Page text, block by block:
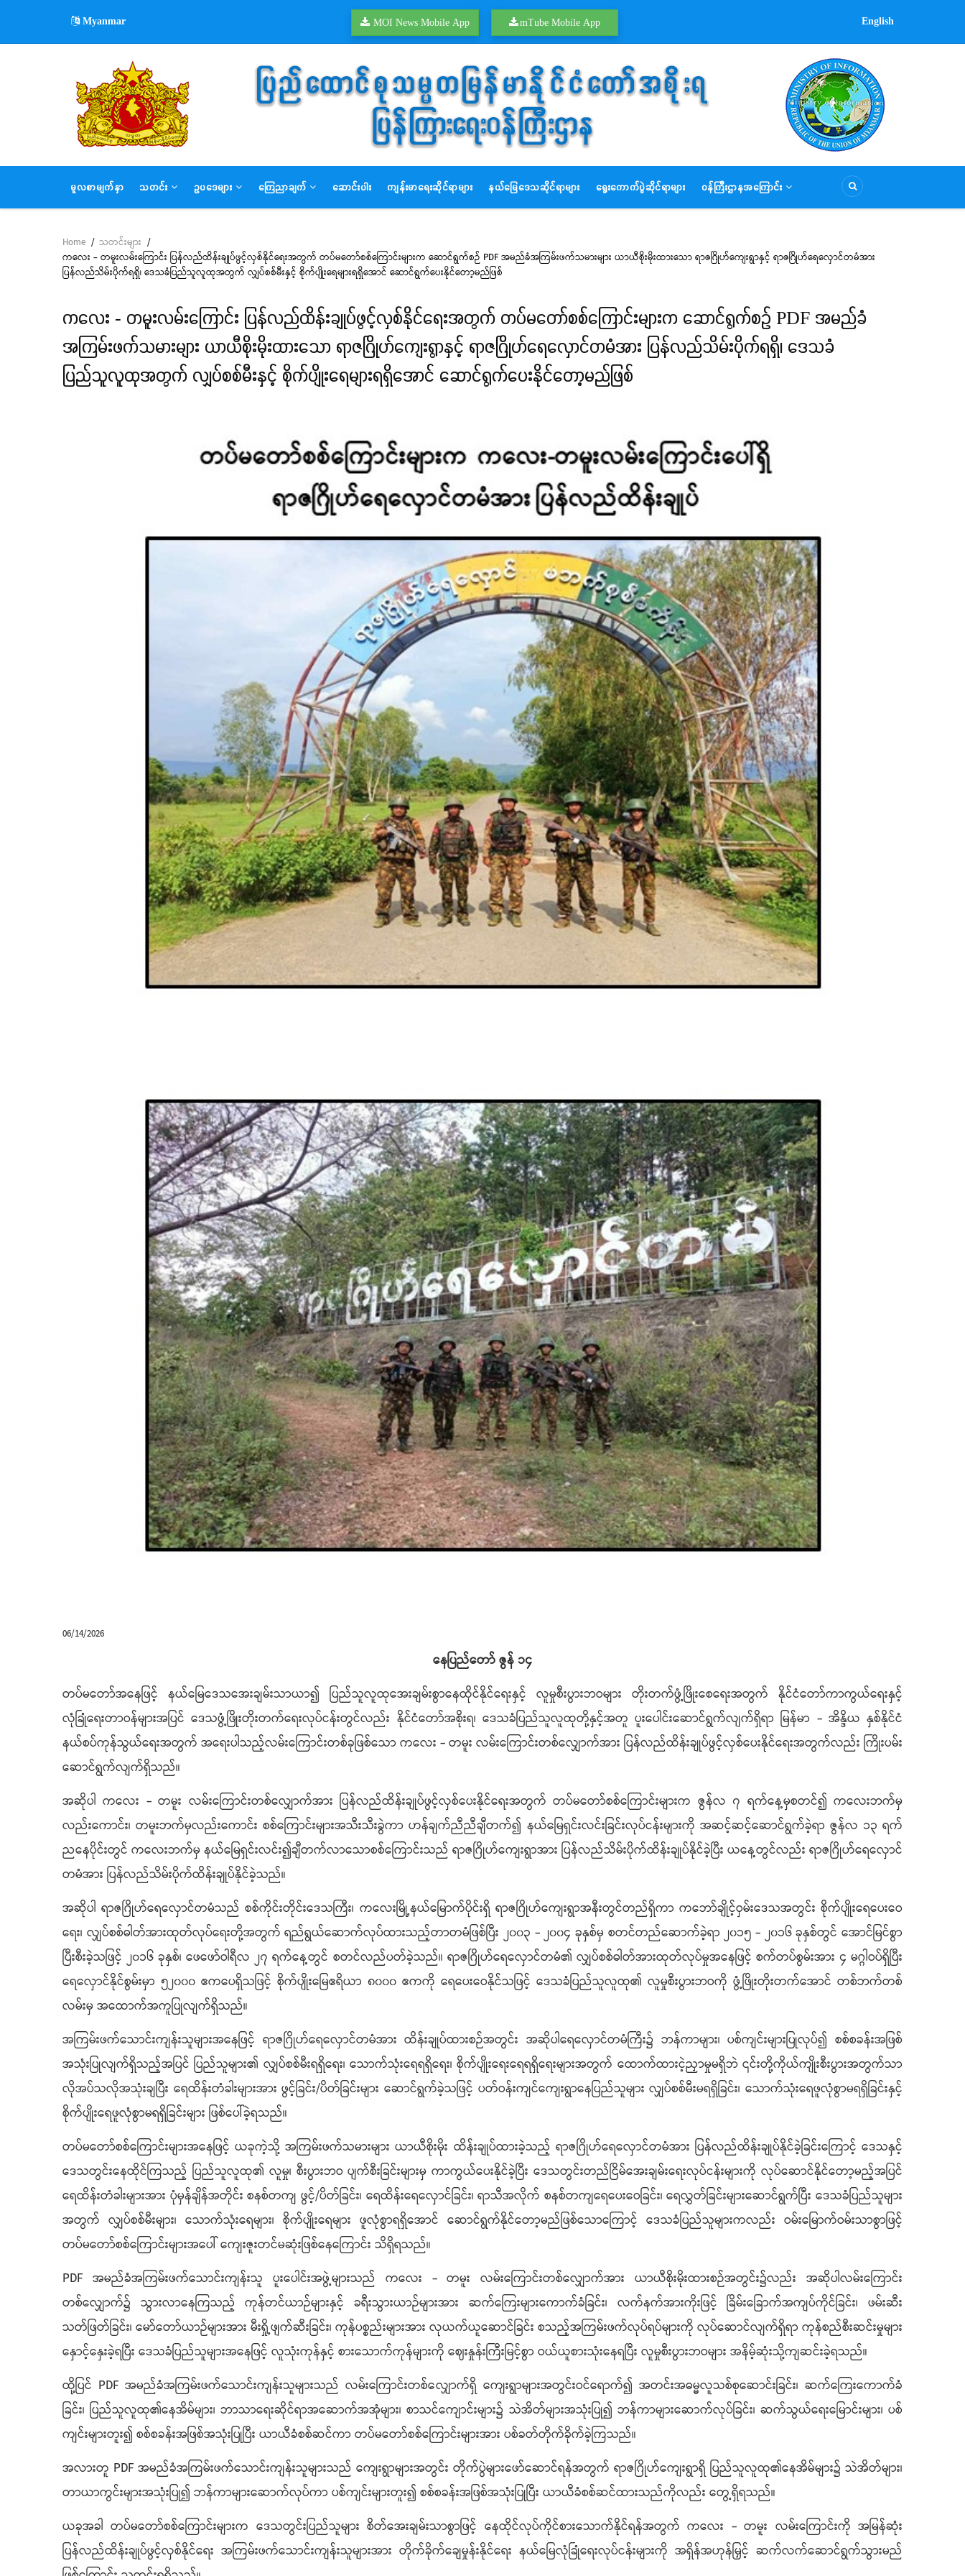
main
Myanmar MOI News Mobile App mTube Mobile App English
MAIN
NAVIGATION
မူလစာမျက်နှာ သတင်း ဥပဒေများ ကြေညာချက် ဆောင်းပါး ကျန်းမာရေးဆိုင်ရာများ နယ်မြေဒေသဆိုင်ရာများ ရွေးကောက်ပွဲဆိုင်ရာများ ဝန်ကြီးဌာနအကြောင်း
Breadcrumb
Home / သတင်းများ /
ကလေး - တမူးလမ်းကြောင်း ပြန်လည်ထိန်းချုပ်ဖွင့်လှစ်နိုင်ရေးအတွက် တပ်မတော်စစ်ကြောင်းများက ဆောင်ရွက်စဉ် PDF အမည်ခံအကြမ်းဖက်သမားများ ယာယီစိုးမိုးထားသော ရာဇဂြိုဟ်ကျေးရွာနှင့် ရာဇဂြိုဟ်ရေလှောင်တမံအား
ပြန်လည်သိမ်းပိုက်ရရှိ၊ ဒေသခံပြည်သူလူထုအတွက် လျှပ်စစ်မီးနှင့် စိုက်ပျိုးရေများရရှိအောင် ဆောင်ရွက်ပေးနိုင်တော့မည်ဖြစ်
ကလေး - တမူးလမ်းကြောင်း ပြန်လည်ထိန်းချုပ်ဖွင့်လှစ်နိုင်ရေးအတွက် တပ်မတော်စစ်ကြောင်းများက ဆောင်ရွက်စဉ် PDF အမည်ခံ
အကြမ်းဖက်သမားများ ယာယီစိုးမိုးထားသော ရာဇဂြိုဟ်ကျေးရွာနှင့် ရာဇဂြိုဟ်ရေလှောင်တမံအား ပြန်လည်သိမ်းပိုက်ရရှိ၊ ဒေသခံ
ပြည်သူလူထုအတွက် လျှပ်စစ်မီးနှင့် စိုက်ပျိုးရေများရရှိအောင် ဆောင်ရွက်ပေးနိုင်တော့မည်ဖြစ်
06/14/2026
နေပြည်တော် ဇွန် ၁၄
တပ်မတော်အနေဖြင့် နယ်မြေဒေသအေးချမ်းသာယာ၍ ပြည်သူလူထုအေးချမ်းစွာနေထိုင်နိုင်ရေးနှင့် လူမှုစီးပွားဘဝများ တိုးတက်ဖွံ့ဖြိုးစေရေးအတွက် နိုင်ငံတော်ကာကွယ်ရေးနှင့်
လုံခြုံရေးတာဝန်များအပြင် ဒေသဖွံ့ဖြိုးတိုးတက်ရေးလုပ်ငန်းတွင်လည်း နိုင်ငံတော်အစိုးရ၊ ဒေသခံပြည်သူလူထုတို့နှင့်အတူ ပူးပေါင်းဆောင်ရွက်လျက်ရှိရာ မြန်မာ - အိန္ဒိယ နှစ်နိုင်ငံ
နယ်စပ်ကုန်သွယ်ရေးအတွက် အရေးပါသည့်လမ်းကြောင်းတစ်ခုဖြစ်သော ကလေး - တမူး လမ်းကြောင်းတစ်လျှောက်အား ပြန်လည်ထိန်းချုပ်ဖွင့်လှစ်ပေးနိုင်ရေးအတွက်လည်း ကြိုးပမ်း
ဆောင်ရွက်လျက်ရှိသည်။
အဆိုပါ ကလေး - တမူး လမ်းကြောင်းတစ်လျှောက်အား ပြန်လည်ထိန်းချုပ်ဖွင့်လှစ်ပေးနိုင်ရေးအတွက် တပ်မတော်စစ်ကြောင်းများက ဇွန်လ ၇ ရက်နေ့မှစတင်၍ ကလေးဘက်မှ
လည်းကောင်း၊ တမူးဘက်မှလည်းကောင်း စစ်ကြောင်းများအသီးသီးခွဲကာ ဟန်ချက်ညီညီချီတက်၍ နယ်မြေရှင်းလင်းခြင်းလုပ်ငန်းများကို အဆင့်ဆင့်ဆောင်ရွက်ခဲ့ရာ ဇွန်လ ၁၃ ရက်
ညနေပိုင်းတွင် ကလေးဘက်မှ နယ်မြေရှင်းလင်း၍ချီတက်လာသောစစ်ကြောင်းသည် ရာဇဂြိုဟ်ကျေးရွာအား ပြန်လည်သိမ်းပိုက်ထိန်းချုပ်နိုင်ခဲ့ပြီး ယနေ့တွင်လည်း ရာဇဂြိုဟ်ရေလှောင်
တမံအား ပြန်လည်သိမ်းပိုက်ထိန်းချုပ်နိုင်ခဲ့သည်။
အဆိုပါ ရာဇဂြိုဟ်ရေလှောင်တမံသည် စစ်ကိုင်းတိုင်းဒေသကြီး၊ ကလေးမြို့နယ်မြောက်ပိုင်းရှိ ရာဇဂြိုဟ်ကျေးရွာအနီးတွင်တည်ရှိကာ ကဘော်ချိုင့်ဝှမ်းဒေသအတွင်း စိုက်ပျိုးရေပေးဝေ
ရေး၊ လျှပ်စစ်ဓါတ်အားထုတ်လုပ်ရေးတို့အတွက် ရည်ရွယ်ဆောက်လုပ်ထားသည့်တာတမံဖြစ်ပြီး ၂၀၀၃ - ၂၀၀၄ ခုနှစ်မှ စတင်တည်ဆောက်ခဲ့ရာ ၂၀၁၅ - ၂၀၁၆ ခုနှစ်တွင် အောင်မြင်စွာ
ပြီးစီးခဲ့သဖြင့် ၂၀၁၆ ခုနှစ်၊ ဖေဖော်ဝါရီလ ၂၇ ရက်နေ့တွင် စတင်လည်ပတ်ခဲ့သည်။ ရာဇဂြိုဟ်ရေလှောင်တမံ၏ လျှပ်စစ်ဓါတ်အားထုတ်လုပ်မှုအနေဖြင့် စက်တပ်စွမ်းအား ၄ မဂ္ဂါဝပ်ရှိပြီး
ရေလှောင်နိုင်စွမ်းမှာ ၅၂၀၀၀ ဧကပေရှိသဖြင့် စိုက်ပျိုးမြေဧရိယာ ၈၀၀၀ ဧကကို ရေပေးဝေနိုင်သဖြင့် ဒေသခံပြည်သူလူထု၏ လူမှုစီးပွားဘဝကို ဖွံ့ဖြိုးတိုးတက်အောင် တစ်ဘက်တစ်
လမ်းမှ အထောက်အကူပြုလျက်ရှိသည်။
အကြမ်းဖက်သောင်းကျန်းသူများအနေဖြင့် ရာဇဂြိုဟ်ရေလှောင်တမံအား ထိန်းချုပ်ထားစဉ်အတွင်း အဆိုပါရေလှောင်တမံကြီး၌ ဘန်ကာများ၊ ပစ်ကျင်းများပြုလုပ်၍ စစ်စခန်းအဖြစ်
အသုံးပြုလျက်ရှိသည့်အပြင် ပြည်သူများ၏ လျှပ်စစ်မီးရရှိရေး၊ သောက်သုံးရေရရှိရေး၊ စိုက်ပျိုးရေးရေရရှိရေးများအတွက် ထောက်ထားငဲ့ညှာမှုမရှိဘဲ ၎င်းတို့ကိုယ်ကျိုးစီးပွားအတွက်သာ
လိုအပ်သလိုအသုံးချပြီး ရေထိန်းတံခါးများအား ဖွင့်ခြင်း/ပိတ်ခြင်းများ ဆောင်ရွက်ခဲ့သဖြင့် ပတ်ဝန်းကျင်ကျေးရွာနေပြည်သူများ လျှပ်စစ်မီးမရရှိခြင်း၊ သောက်သုံးရေဖူလုံစွာမရရှိခြင်းနှင့်
စိုက်ပျိုးရေဖူလုံစွာမရရှိခြင်းများ ဖြစ်ပေါ်ခဲ့ရသည်။
တပ်မတော်စစ်ကြောင်းများအနေဖြင့် ယခုကဲ့သို့ အကြမ်းဖက်သမားများ ယာယီစိုးမိုး ထိန်းချုပ်ထားခဲ့သည့် ရာဇဂြိုဟ်ရေလှောင်တမံအား ပြန်လည်ထိန်းချုပ်နိုင်ခဲ့ခြင်းကြောင့် ဒေသနှင့်
ဒေသတွင်းနေထိုင်ကြသည့် ပြည်သူလူထု၏ လူမှု၊ စီးပွားဘဝ ပျက်စီးခြင်းများမှ ကာကွယ်ပေးနိုင်ခဲ့ပြီး ဒေသတွင်းတည်ငြိမ်အေးချမ်းရေးလုပ်ငန်းများကို လုပ်ဆောင်နိုင်တော့မည့်အပြင်
ရေထိန်းတံခါးများအား ပုံမှန်ချိန်အတိုင်း စနစ်တကျ ဖွင့်/ပိတ်ခြင်း၊ ရေထိန်းရေလှောင်ခြင်း၊ ရာသီအလိုက် စနစ်တကျရေပေးဝေခြင်း၊ ရေလွှတ်ခြင်းများဆောင်ရွက်ပြီး ဒေသခံပြည်သူများ
အတွက် လျှပ်စစ်မီးများ၊ သောက်သုံးရေများ၊ စိုက်ပျိုးရေများ ဖူလုံစွာရရှိအောင် ဆောင်ရွက်နိုင်တော့မည်ဖြစ်သောကြောင့် ဒေသခံပြည်သူများကလည်း ဝမ်းမြောက်ဝမ်းသာစွာဖြင့်
တပ်မတော်စစ်ကြောင်းများအပေါ် ကျေးဇူးတင်မဆုံးဖြစ်နေကြောင်း သိရှိရသည်။
PDF အမည်ခံအကြမ်းဖက်သောင်းကျန်းသူ ပူးပေါင်းအဖွဲ့များသည် ကလေး - တမူး လမ်းကြောင်းတစ်လျှောက်အား ယာယီစိုးမိုးထားစဉ်အတွင်း၌လည်း အဆိုပါလမ်းကြောင်း
တစ်လျှောက်၌ သွားလာနေကြသည့် ကုန်တင်ယာဉ်များနှင့် ခရီးသွားယာဉ်များအား ဆက်ကြေးများကောက်ခံခြင်း၊ လက်နက်အားကိုးဖြင့် ခြိမ်းခြောက်အကျပ်ကိုင်ခြင်း၊ ဖမ်းဆီး
သတ်ဖြတ်ခြင်း၊ မော်တော်ယာဉ်များအား မီးရှို့ဖျက်ဆီးခြင်း၊ ကုန်ပစ္စည်းများအား လုယက်ယူဆောင်ခြင်း စသည့်အကြမ်းဖက်လုပ်ရပ်များကို လုပ်ဆောင်လျက်ရှိရာ ကုန်စည်စီးဆင်းမှုများ
နှောင့်နှေးခဲ့ရပြီး ဒေသခံပြည်သူများအနေဖြင့် လူသုံးကုန်နှင့် စားသောက်ကုန်များကို ဈေးနှုန်းကြီးမြင့်စွာ ဝယ်ယူစားသုံးနေရပြီး လူမှုစီးပွားဘဝများ အနိမ့်ဆုံးသို့ကျဆင်းခဲ့ရသည်။
ထို့ပြင် PDF အမည်ခံအကြမ်းဖက်သောင်းကျန်းသူများသည် လမ်းကြောင်းတစ်လျှောက်ရှိ ကျေးရွာများအတွင်းဝင်ရောက်၍ အတင်းအဓမ္မလူသစ်စုဆောင်းခြင်း၊ ဆက်ကြေးကောက်ခံ
ခြင်း၊ ပြည်သူလူထု၏နေအိမ်များ၊ ဘာသာရေးဆိုင်ရာအဆောက်အအုံများ၊ စာသင်ကျောင်းများ၌ သဲအိတ်များအသုံးပြု၍ ဘန်ကာများဆောက်လုပ်ခြင်း၊ ဆက်သွယ်ရေးမြောင်းများ၊ ပစ်
ကျင်းများတူး၍ စစ်စခန်းအဖြစ်အသုံးပြုပြီး ယာယီခံစစ်ဆင်ကာ တပ်မတော်စစ်ကြောင်းများအား ပစ်ခတ်တိုက်ခိုက်ခဲ့ကြသည်။
အလားတူ PDF အမည်ခံအကြမ်းဖက်သောင်းကျန်းသူများသည် ကျေးရွာများအတွင်း တိုက်ပွဲများဖော်ဆောင်ရန်အတွက် ရာဇဂြိုဟ်ကျေးရွာရှိ ပြည်သူလူထု၏နေအိမ်များ၌ သဲအိတ်များ၊
တာယာကွင်းများအသုံးပြု၍ ဘန်ကာများဆောက်လုပ်ကာ ပစ်ကျင်းများတူး၍ စစ်စခန်းအဖြစ်အသုံးပြုပြီး ယာယီခံစစ်ဆင်ထားသည်ကိုလည်း တွေ့ရှိရသည်။
ယခုအခါ တပ်မတော်စစ်ကြောင်းများက ဒေသတွင်းပြည်သူများ စိတ်အေးချမ်းသာစွာဖြင့် နေထိုင်လုပ်ကိုင်စားသောက်နိုင်ရန်အတွက် ကလေး - တမူး လမ်းကြောင်းကို အမြန်ဆုံး
ပြန်လည်ထိန်းချုပ်ဖွင့်လှစ်နိုင်ရေး အကြမ်းဖက်သောင်းကျန်းသူများအား တိုက်ခိုက်ချေမှုန်းနိုင်ရေး နယ်မြေလုံခြုံရေးလုပ်ငန်းများကို အရှိန်အဟုန်မြှင့် ဆက်လက်ဆောင်ရွက်သွားမည်